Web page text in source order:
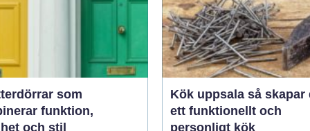
som
funktion,
och stil
Kök uppsala så skapar du
ett funktionellt och
personligt kök